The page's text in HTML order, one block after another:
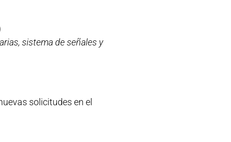
sistema de señales y
solicitudes en el